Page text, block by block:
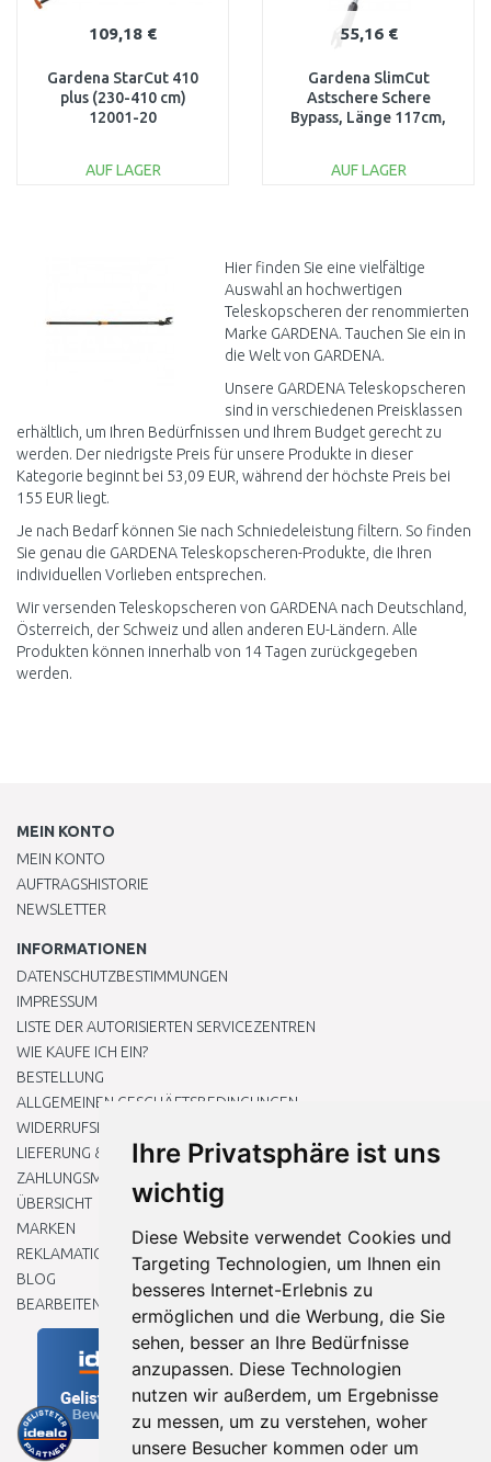
Ihre Privatsphäre ist uns
wichtig
Diese Website verwendet Cookies und
Targeting Technologien, um Ihnen ein
besseres Internet-Erlebnis zu
ermöglichen und die Werbung, die Sie
sehen, besser an Ihre Bedürfnisse
anzupassen. Diese Technologien
nutzen wir außerdem, um Ergebnisse
zu messen, um zu verstehen, woher
unsere Besucher kommen oder um
109,18 €
Gardena StarCut 410
plus (230-410 cm)
12001-20
AUF LAGER
55,16 €
Gardena SlimCut
Astschere Schere
Bypass, Länge 117cm,
AUF LAGER
Vergleichen
Hier finden Sie eine vielfältige
Auswahl an hochwertigen
Teleskopscheren der renommierten
Marke GARDENA. Tauchen Sie ein in
die Welt von GARDENA.
Unsere GARDENA Teleskopscheren
sind in verschiedenen Preisklassen
erhältlich, um Ihren Bedürfnissen und Ihrem Budget gerecht zu
werden. Der niedrigste Preis für unsere Produkte in dieser
Kategorie beginnt bei 53,09 EUR, während der höchste Preis bei
155 EUR liegt.
Je nach Bedarf können Sie nach Schniedeleistung filtern. So finden
Sie genau die GARDENA Teleskopscheren-Produkte, die Ihren
individuellen Vorlieben entsprechen.
Wir versenden Teleskopscheren von GARDENA nach Deutschland,
Österreich, der Schweiz und allen anderen EU-Ländern. Alle
Produkten können innerhalb von 14 Tagen zurückgegeben
werden.
MEIN KONTO
MEIN KONTO
AUFTRAGSHISTORIE
NEWSLETTER
INFORMATIONEN
DATENSCHUTZBESTIMMUNGEN
IMPRESSUM
LISTE DER AUTORISIERTEN SERVICEZENTREN
WIE KAUFE ICH EIN?
BESTELLUNG
ALLGEMEINEN GESCHÄFTSBEDINGUNGEN
WIDERRUFSRECHT
LIEFERUNG & ZAHLUNG
ZAHLUNGSMETHODEN
ÜBERSICHT
MARKEN
REKLAMATIONEN UND RETOUREN
BLOG
BEARBEITEN SIE MEINE COOKIE-EINSTELLUNGEN